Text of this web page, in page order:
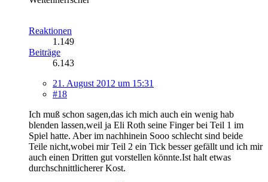
Reaktionen
1.149
Beiträge
6.143
21. August 2012 um 15:31
#18
Ich muß schon sagen,das ich mich auch ein wenig hab
blenden lassen,weil ja Eli Roth seine Finger bei Teil 1 im
Spiel hatte. Aber im nachhinein Sooo schlecht sind beide
Teile nicht,wobei mir Teil 2 ein Tick besser gefällt und ich mir
auch einen Dritten gut vorstellen könnte.Ist halt etwas
durchschnittlicherer Kost.